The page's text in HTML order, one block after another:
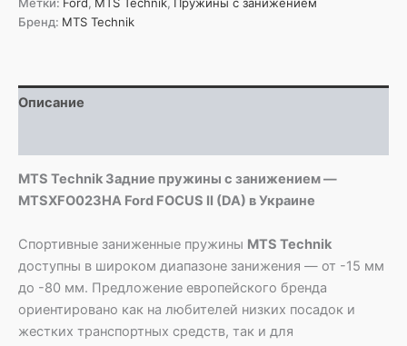
с
занижением
Ford
FOCUS
Метки: Ford, MTS Technik, Пружины с занижением
Бренд: MTS Technik
Описание
MTS Technik Задние пружины с занижением —
MTSXFO023HA Ford FOCUS II (DA) в Украине
Спортивные заниженные пружины MTS Technik
доступны в широком диапазоне занижения — от -15 мм
до -80 мм. Предложение европейского бренда
ориентировано как на любителей низких посадок и
жестких транспортных средств, так и для